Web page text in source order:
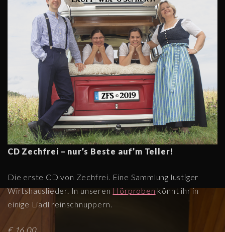
2.
Die erste
Genmanipulation
T: Renate Thanner,
Geschwister
Laschinger, M:
Trad., Bearb.
ZechFreiStil
3. Doppelt guad
Christopher
Zeiser, Annette
Petz
4. s‘ Gsicht
T: Trad + Rosa
Karger, M: Trad.
5. Ebbs
Bernadette
Heinrich
Verflixt &
CD Zechfrei – nur’s Beste auf’m Teller!
Die erste CD von Zechfrei. Eine Sammlung lustiger
Wirtshauslieder. In unseren Hörproben könnt ihr in
einige Liadl reinschnuppern.
€ 16,00